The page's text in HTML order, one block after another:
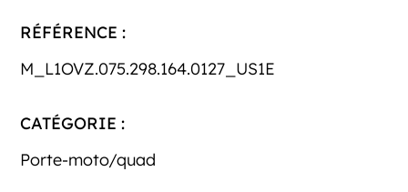
RÉFÉRENCE :
M_L1OVZ.075.298.164.0127_US1E
CATÉGORIE :
Porte-moto/quad